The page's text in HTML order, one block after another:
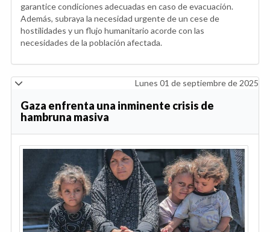
garantice condiciones adecuadas en caso de evacuación.
Además, subraya la necesidad urgente de un cese de
hostilidades y un flujo humanitario acorde con las
necesidades de la población afectada.
Lunes 01 de septiembre de 2025
Gaza enfrenta una inminente crisis de
hambruna masiva